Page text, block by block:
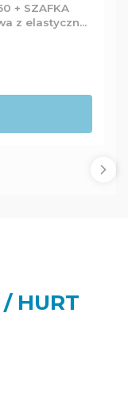
+ SZAFKA
z elastyczną
HURT